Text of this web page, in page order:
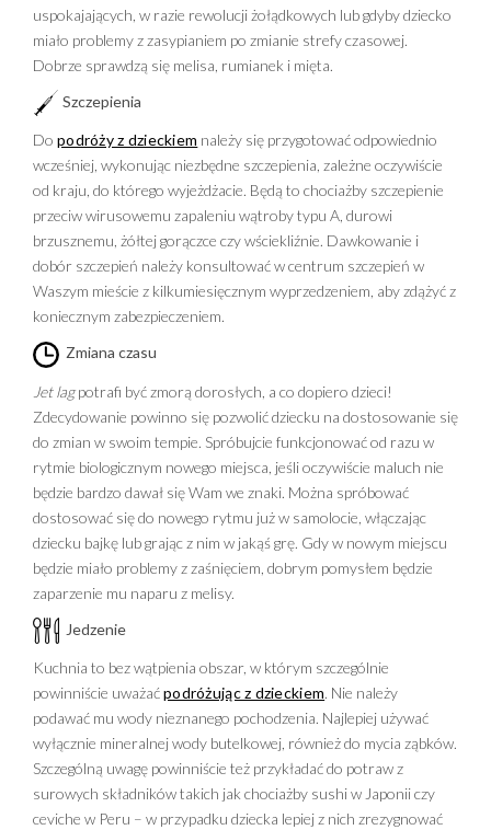
uspokajających, w razie rewolucji żołądkowych lub gdyby dziecko
miało problemy z zasypianiem po zmianie strefy czasowej.
Dobrze sprawdzą się melisa, rumianek i mięta.
Szczepienia
Do podróży z dzieckiem należy się przygotować odpowiednio
wcześniej, wykonując niezbędne szczepienia, zależne oczywiście
od kraju, do którego wyjeżdżacie. Będą to chociażby szczepienie
przeciw wirusowemu zapaleniu wątroby typu A, durowi
brzusznemu, żółtej gorączce czy wściekliźnie. Dawkowanie i
dobór szczepień należy konsultować w centrum szczepień w
Waszym mieście z kilkumiesięcznym wyprzedzeniem, aby zdążyć z
koniecznym zabezpieczeniem.
Zmiana czasu
Jet lagpotrafi być zmorą dorosłych, a co dopiero dzieci!
Zdecydowanie powinno się pozwolić dziecku na dostosowanie się
do zmian w swoim tempie. Spróbujcie funkcjonować od razu w
rytmie biologicznym nowego miejsca, jeśli oczywiście maluch nie
będzie bardzo dawał się Wam we znaki. Można spróbować
dostosować się do nowego rytmu już w samolocie, włączając
dziecku bajkę lub grając z nim w jakąś grę. Gdy w nowym miejscu
będzie miało problemy z zaśnięciem, dobrym pomysłem będzie
zaparzenie mu naparu z melisy.
Jedzenie
Kuchnia to bez wątpienia obszar, w którym szczególnie
powinniście uważaćpodróżując z dzieckiem. Nie należy
podawać mu wody nieznanego pochodzenia. Najlepiej używać
wyłącznie mineralnej wody butelkowej, również do mycia ząbków.
Szczególną uwagę powinniście też przykładać do potraw z
surowych składników takich jak chociażby sushi w Japonii czy
ceviche w Peru – w przypadku dziecka lepiej z nich zrezygnować